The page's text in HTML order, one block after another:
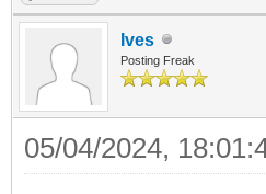
Ives
Posting Freak
05/04/2024,